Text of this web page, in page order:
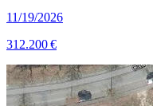
11/19/2026
312.200 €